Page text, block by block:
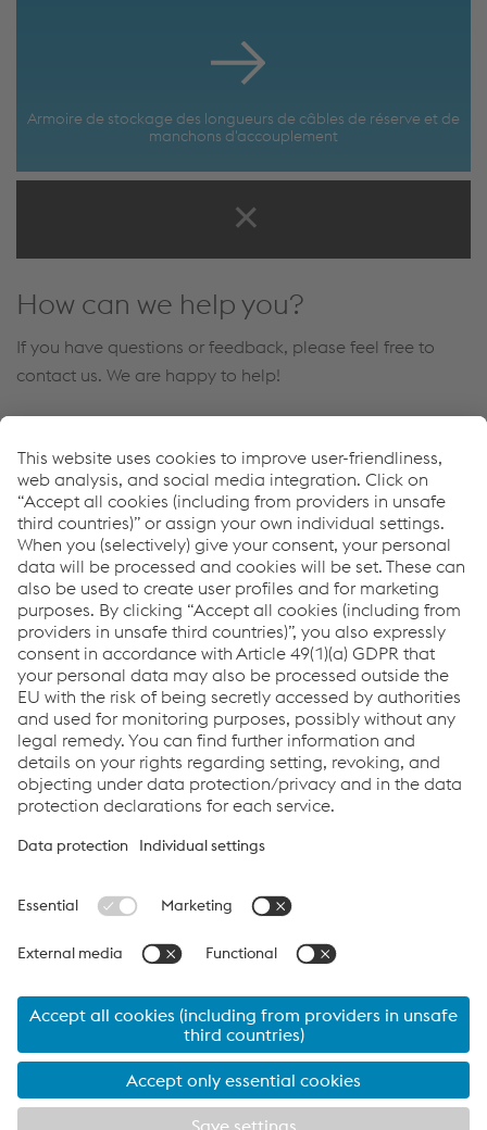
Armoire de stockage des longueurs de câbles de réserve et de
manchons d'accouplement
How can we help you?
If you have questions or feedback, please feel free to
contact us. We are happy to help!
Senior Vice President Sales (Signaling; voestalpine
Signaling Austria GmbH)
Envoyer un e-mail
Downloads
Cable Bonding and Fixation Systems PDF | 4,98 MB
Links
Applications
Products
Services
Terms and Conditions
Cookie settings
Print this page